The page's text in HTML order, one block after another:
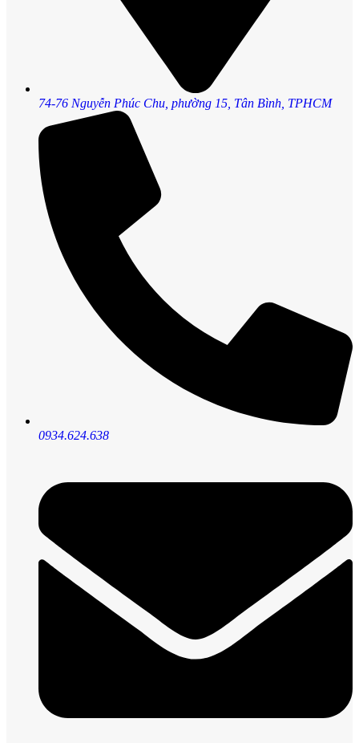
74-76 Nguyễn Phúc Chu, phường 15, Tân Bình, TPHCM
0934.624.638